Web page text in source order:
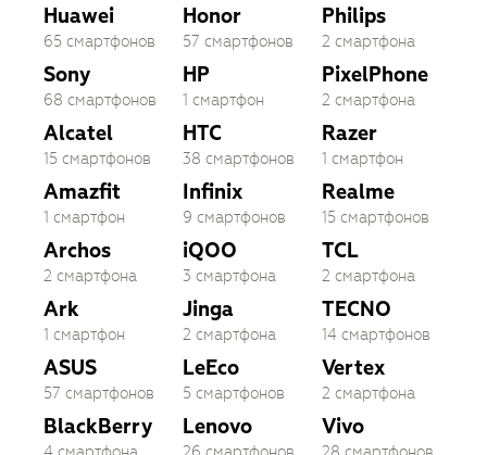
Huawei
65 смартфонов
Sony
68 смартфонов
Alcatel
15 смартфонов
Amazfit
1 смартфон
Archos
2 смартфона
Ark
1 смартфон
ASUS
57 смартфонов
BlackBerry
Honor
57 смартфонов
HP
1 смартфон
HTC
38 смартфонов
Infinix
9 смартфонов
iQOO
3 смартфона
Jinga
2 смартфона
LeEco
5 смартфонов
Lenovo
Philips
2 смартфона
PixelPhone
2 смартфона
Razer
1 смартфон
Realme
15 смартфонов
TCL
2 смартфона
TECNO
14 смартфонов
Vertex
2 смартфона
Vivo